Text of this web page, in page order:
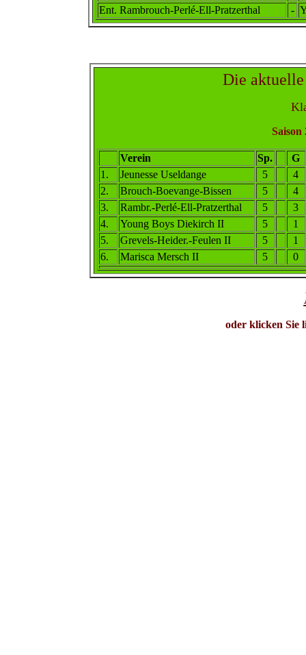
Ent. Rambrouch-Perlé-Ell-Pratzerthal -
Die
Saison
Verein Sp.
G
1.
Jeunesse Useldange 5
4
2. Brouch-Boevange-Bissen 5
4
3. Rambr.-Perlé-Ell-Pratzerthal 5
3
4. Young Boys Diekirch II 5
1
5.
Grevels-Heider.-Feulen II 5
1
6.
Marisca Mersch II 5 0
oder klicken Sie